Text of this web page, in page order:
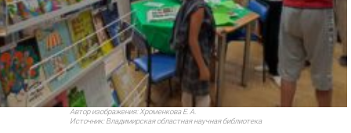
Автор изображения:Хроменкова Е. А.
Источник:Владимирская областная научная библиотека